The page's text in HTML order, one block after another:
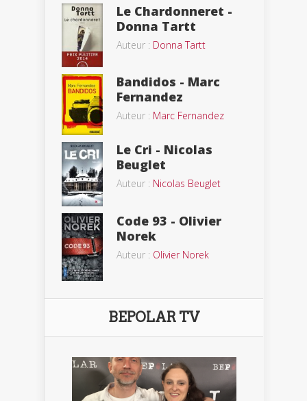
Le Chardonneret -
Donna Tartt
Auteur : Donna Tartt
Bandidos - Marc
Fernandez
Auteur : Marc Fernandez
Le Cri - Nicolas
Beuglet
Auteur : Nicolas Beuglet
Code 93 - Olivier
Norek
Auteur : Olivier Norek
BEPOLAR TV